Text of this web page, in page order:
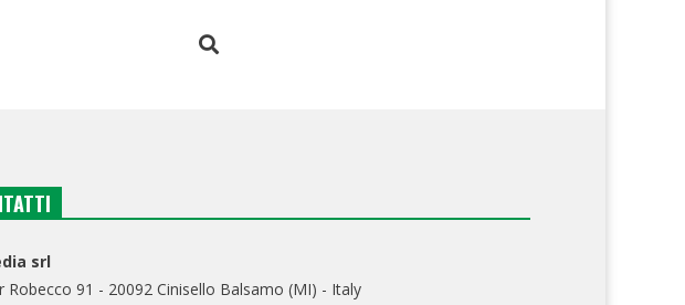
srl
Robecco 91 - 20092 Cinisello Balsamo (MI) - Italy